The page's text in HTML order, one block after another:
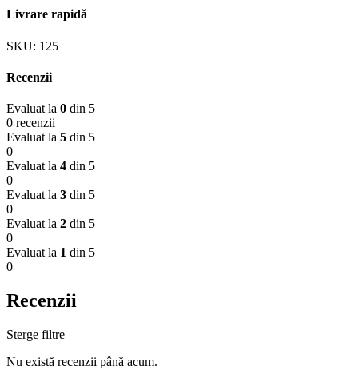
Livrare rapidă
SKU: 125
Recenzii
Evaluat la 0 din 5
0 recenzii
Evaluat la 5 din 5
0
Evaluat la 4 din 5
0
Evaluat la 3 din 5
0
Evaluat la 2 din 5
0
Evaluat la 1 din 5
0
Recenzii
Sterge filtre
Nu există recenzii până acum.